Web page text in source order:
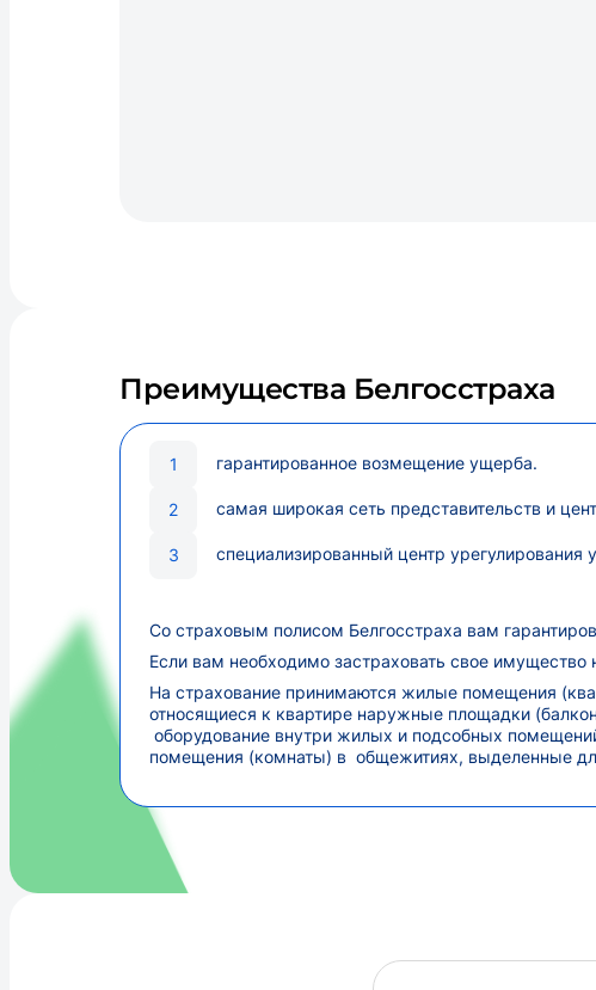
Преимущества Белгосстраха
гарантированное возмещение ущерба.
самая широкая сеть представительств и
специализированный центр урегулирования
Со страховым полисом Белгосстраха вам
Если вам необходимо застраховать свое
На страхование принимаются жилые помещения
относящиеся к квартире наружные площадки
оборудование внутри жилых и подсобных
помещения (комнаты) в общежитиях, выделенные